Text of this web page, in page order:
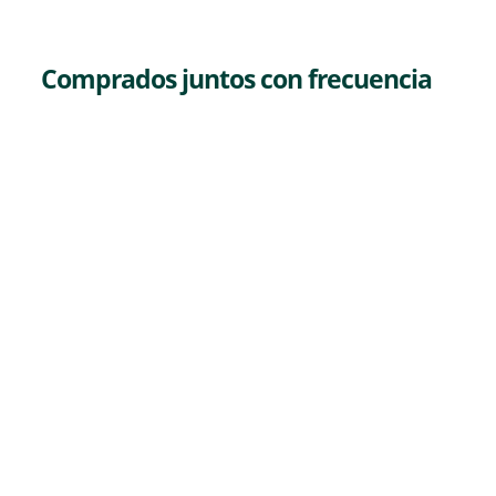
Comprados juntos con frecuencia